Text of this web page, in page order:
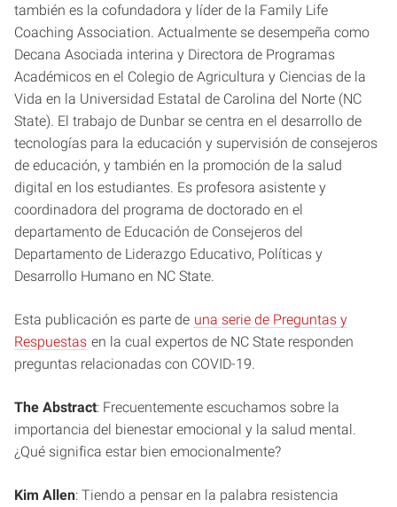
también es la cofundadora y líder de la Family Life
Coaching Association. Actualmente se desempeña como
Decana Asociada interina y Directora de Programas
Académicos en el Colegio de Agricultura y Ciencias de la
Vida en la Universidad Estatal de Carolina del Norte (NC
State). El trabajo de Dunbar se centra en el desarrollo de
tecnologías para la educación y supervisión de consejeros
de educación, y también en la promoción de la salud
digital en los estudiantes. Es profesora asistente y
coordinadora del programa de doctorado en el
departamento de Educación de Consejeros del
Departamento de Liderazgo Educativo, Políticas y
Desarrollo Humano en NC State.
Esta publicación es parte de una serie de Preguntas y
Respuestas en la cual expertos de NC State responden
preguntas relacionadas con COVID-19.
The Abstract: Frecuentemente escuchamos sobre la
importancia del bienestar emocional y la salud mental.
¿Qué significa estar bien emocionalmente?
Kim Allen: Tiendo a pensar en la palabra resistencia